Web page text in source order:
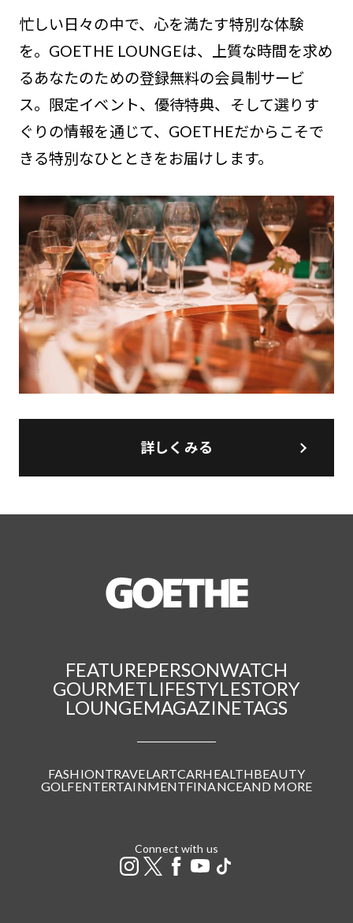
忙しい日々の中で、心を満たす特別な体験
を。GOETHE LOUNGEは、上質な時間を求め
るあなたのための登録無料の会員制サービ
ス。限定イベント、優待特典、そして選りす
ぐりの情報を通じて、GOETHEだからこそで
きる特別なひとときをお届けします。
詳しくみる
FEATUREPERSONWATCH
GOURMETLIFESTYLESTORY
LOUNGEMAGAZINETAGS
FASHIONTRAVELARTCARHEALTHBEAUTY
GOLFENTERTAINMENTFINANCEAND MORE
Connect with us